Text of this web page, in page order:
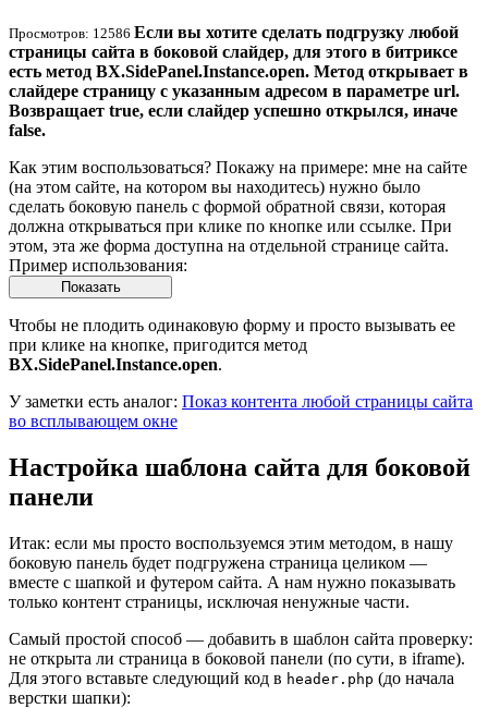
Просмотров: 12586 Если вы хотите сделать подгрузку любой
страницы сайта в боковой слайдер, для этого в битриксе
есть метод BX.SidePanel.Instance.open. Метод открывает в
слайдере страницу с указанным адресом в параметре url.
Возвращает true, если слайдер успешно открылся, иначе
false.
Как этим воспользоваться? Покажу на примере: мне на сайте
(на этом сайте, на котором вы находитесь) нужно было
сделать боковую панель с формой обратной связи, которая
должна открываться при клике по кнопке или ссылке. При
этом, эта же форма доступна на отдельной странице сайта.
Пример использования:
Показать
Чтобы не плодить одинаковую форму и просто вызывать ее
при клике на кнопке, пригодится метод
BX.SidePanel.Instance.open.
У заметки есть аналог: Показ контента любой страницы сайта
во всплывающем окне
Настройка шаблона сайта для боковой
панели
Итак: если мы просто воспользуемся этим методом, в нашу
боковую панель будет подгружена страница целиком —
вместе с шапкой и футером сайта. А нам нужно показывать
только контент страницы, исключая ненужные части.
Самый простой способ — добавить в шаблон сайта проверку:
не открыта ли страница в боковой панели (по сути, в iframe).
Для этого вставьте следующий код в header.php (до начала
верстки шапки):